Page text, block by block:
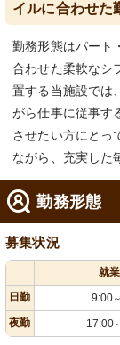
イルに合わせた
勤務形態はパート
合わせた柔軟なシ
置する当施設では
がら仕事に従事す
させたい方にとっ
ながら、充実した
勤務形態
募集状況
就
日勤
9:00～
夜勤 17:00～